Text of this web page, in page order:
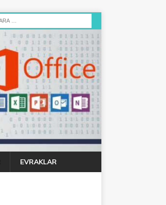
EVRAKLAR